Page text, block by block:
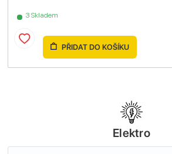
3 Skladem
PŘIDAT DO KOŠÍKU
Elektro